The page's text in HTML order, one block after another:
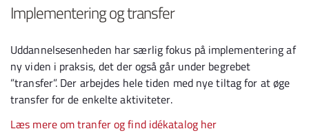
Implementering og transfer
Uddannelsesenheden har særlig fokus på implementering af
ny viden i praksis, det der også går under begrebet
”transfer”. Der arbejdes hele tiden med nye tiltag for at øge
transfer for de enkelte aktiviteter.
Læs mere om tranfer og find idékatalog her